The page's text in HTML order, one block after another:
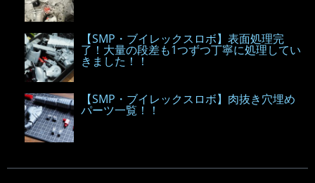
【SMP・ブイレックスロボ】表面処理完
了！大量の段差も1つずつ丁寧に処理してい
きました！！
【SMP・ブイレックスロボ】肉抜き穴埋め
パーツ一覧！！